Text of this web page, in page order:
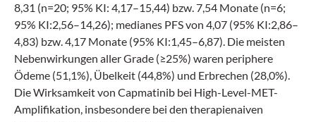
8,31 (n=20; 95% KI: 4,17–15,44) bzw. 7,54 Monate (n=6;
95% KI:2,56–14,26); medianes PFS von 4,07 (95% KI:2,86–
4,83) bzw. 4,17 Monate (95% KI:1,45–6,87). Die meisten
Nebenwirkungen aller Grade (≥25%) waren periphere
Ödeme (51,1%), Übelkeit (44,8%) und Erbrechen (28,0%).
Die Wirksamkeit von Capmatinib bei High-Level-MET-
Amplifikation, insbesondere bei den therapienaiven